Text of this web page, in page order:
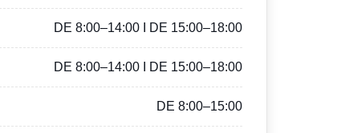
DE 8:00–14:00 I DE 15:00–18:00
DE 8:00–14:00 I DE 15:00–18:00
DE 8:00–15:00